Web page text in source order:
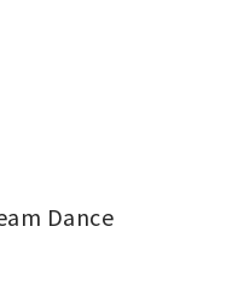
Dance